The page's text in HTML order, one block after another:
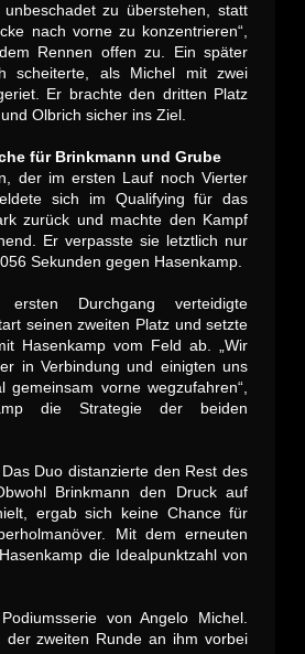
zu überstehen, statt
nach vorne zu konzentrieren“,
Rennen offen zu. Ein später
scheiterte, als Michel mit zwei
Er brachte den dritten Platz
Olbrich sicher ins Ziel.
für Brinkmann und Grube
der im ersten Lauf noch Vierter
sich im Qualifying für das
zurück und machte den Kampf
Er verpasste sie letztlich nur
Sekunden gegen Hasenkamp.
Durchgang verteidigte
seinen zweiten Platz und setzte
Hasenkamp vom Feld ab. „Wir
in Verbindung und einigten uns
gemeinsam vorne wegzufahren“,
die Strategie der beiden
Duo distanzierte den Rest des
Brinkmann den Druck auf
ergab sich keine Chance für
Mit dem erneuten
die Idealpunktzahl von
von Angelo Michel.
der zweiten Runde an ihm vorbei